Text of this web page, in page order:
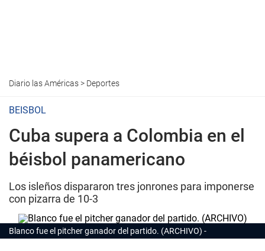
Diario las Américas> Deportes
BEISBOL
Cuba supera a Colombia en el
béisbol panamericano
Los isleños dispararon tres jonrones para imponerse
con pizarra de 10-3
Blanco fue el pitcher ganador del partido. (ARCHIVO)